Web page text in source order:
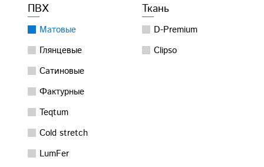
ПВХ
Матовые
Глянцевые
Сатиновые
Фактурные
Teqtum
Cold stretch
LumFer
Ткань
D-Premium
Clipso